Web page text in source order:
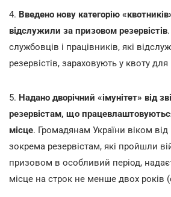
4. Введено нову категорію
відслужили за призовом резервістів
службовців і працівників, які
резервістів, зараховують у квоту
5. Надано дворічний «імунітет» від
резервістам, що
місце. Громадянам України віком від
зокрема резервістам, які пройшли
призовом в особливий період,
місце на строк не менше двох років